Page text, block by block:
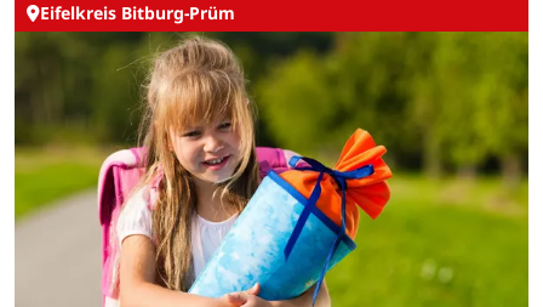
Eifelkreis Bitburg-Prüm